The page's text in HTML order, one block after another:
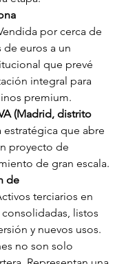
por cerca de
de euros a un
que prevé
integral para
premium.
(Madrid, distrito
estratégica que abre
proyecto de
de gran escala.
de
terciarios en
listos
y nuevos usos.
no son solo